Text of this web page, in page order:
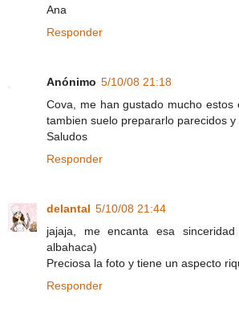
Ana
Responder
Anónimo 5/10/08 21:18
Cova, me han gustado mucho estos
tambien suelo prepararlo parecidos y
Saludos
Responder
delantal 5/10/08 21:44
jajaja, me encanta esa
albahaca)
Preciosa la foto y tiene un aspecto
Responder